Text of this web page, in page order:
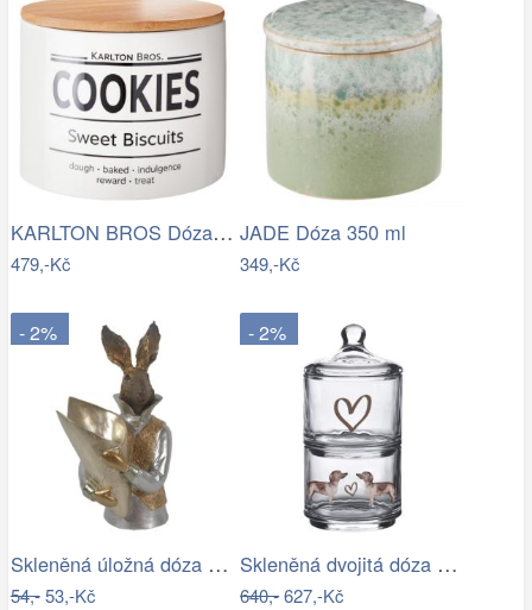
KARLTON BROS Dóza na sušenky 15 cm -…
479,-Kč
JADE Dóza 350 ml
349,-Kč
- 2%
Skleněná úložná dóza se srdíčkem a…
54,-53,-Kč
- 2%
Skleněná dvojitá dóza s jezevčíkem…
640,-627,-Kč